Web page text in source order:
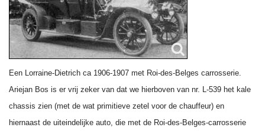
Een Lorraine-Dietrich ca 1906-1907 met Roi-des-Belges carrosserie.
Ariejan Bos is er vrij zeker van dat we hierboven van nr. L-539 het kale
chassis zien (met de wat primitieve zetel voor de chauffeur) en
hiernaast de uiteindelijke auto, die met de Roi-des-Belges-carrosserie